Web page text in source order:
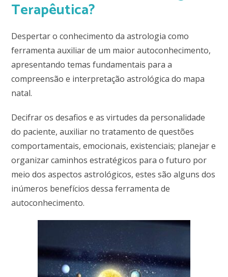
Terapêutica?
Despertar o conhecimento da astrologia como
ferramenta auxiliar de um maior autoconhecimento,
apresentando temas fundamentais para a
compreensão e interpretação astrológica do mapa
natal.
Decifrar os desafios e as virtudes da personalidade
do paciente, auxiliar no tratamento de questões
comportamentais, emocionais, existenciais; planejar e
organizar caminhos estratégicos para o futuro por
meio dos aspectos astrológicos, estes são alguns dos
inúmeros benefícios dessa ferramenta de
autoconhecimento.